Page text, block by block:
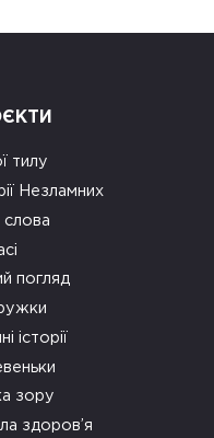
тилу
Незламних
слова
погляд
історії
зору
здоров’я